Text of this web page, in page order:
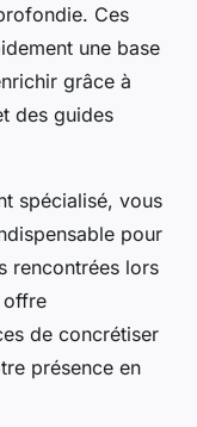
Ces
une base
grâce à
des guides
spécialisé, vous
pour
rencontrées lors
offre
de concrétiser
présence en